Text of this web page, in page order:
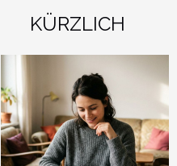
KÜRZLICH